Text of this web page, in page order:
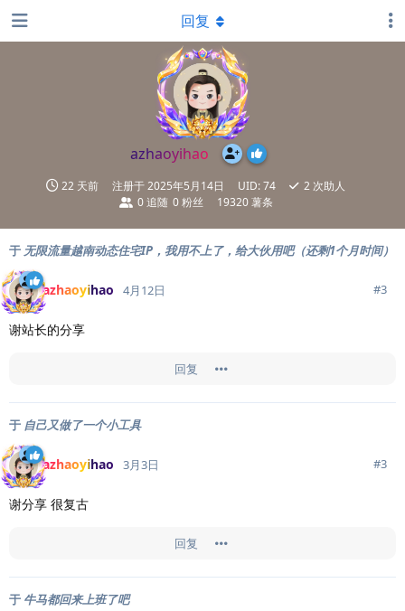
azhaoyihao
22 天前 注册于2025年5月14日 UID:74 2 次助人
0 追随 0 粉丝 19320 薯条
回复
于 无限流量越南动态住宅IP，我用不上了，给大伙用吧（还剩1个月时间）
azhaoyihao 4月12日 #3
谢站长的分享
回复
于 自己又做了一个小工具
azhaoyihao 3月3日 #3
谢分享 很复古
回复
于 牛马都回来上班了吧